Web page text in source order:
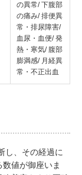
の異常/ 下腹部
の痛み/ 排便異
常・排尿障害/
血尿・血便/ 発
熱・寒気/ 腹部
膨満感/ 月経異
常・不正出血
し、その経過に
値が御座いま